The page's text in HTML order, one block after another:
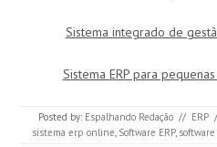
Sistema integrado de
Sistema ERP para
Posted by: Espalhando Redação // ERP
sistema erp online, Software ERP,